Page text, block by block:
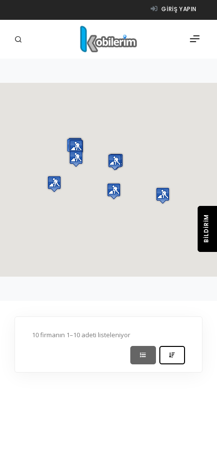
GIRIŞ YAPIN
NASIL ÇALIŞIR?
10 firmanın 1–10 adeti listeleniyor
BILDIRIM